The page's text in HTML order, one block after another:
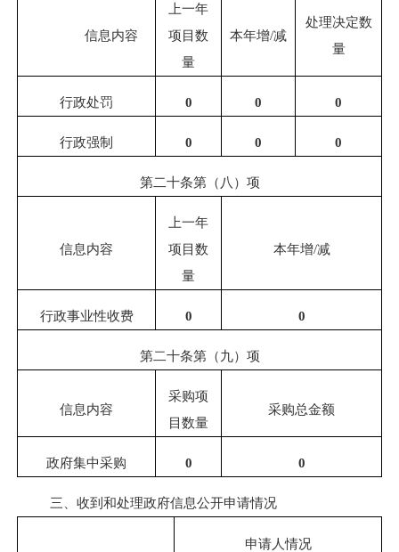
信息内容
上一年
项目数
量
本年增/减
处理决定数
量
行政处罚 0 0 0
行政强制 0 0 0
第二十条第（八）项
信息内容
上一年
项目数
量
本年增/减
行政事业性收费 0 0
第二十条第（九）项
信息内容
采购项
目数量
采购总金额
政府集中采购 0 0
三、收到和处理政府信息公开申请情况
申请人情况